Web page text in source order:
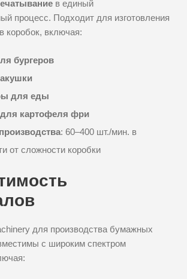
в единый
процесс. Подходит для изготовления
коробок, включая:
бургеров
для еды
картофеля фри
: 60–400 шт./мин. в
от сложности коробки
для производства бумажных
с широким спектром